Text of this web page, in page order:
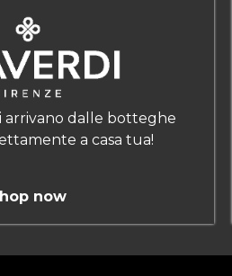
arrivano dalle botteghe
a casa tua!
now